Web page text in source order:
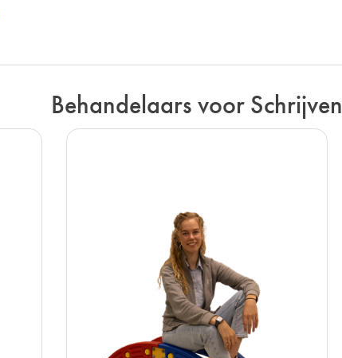
Behandelaars voor Schrijven